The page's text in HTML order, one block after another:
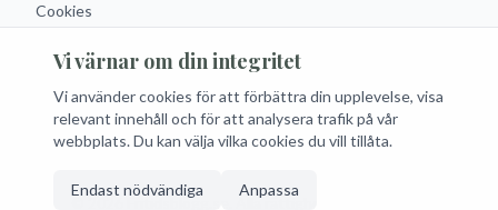
Cookies
Följ oss
Facebook
Instagram
Twitter
RSS
© 2026 Fritidsblogg.se. Alla rättigheter förbehållna.
Vi värnar om din integritet
Vi använder cookies för att förbättra din upplevelse, visa
relevant innehåll och för att analysera trafik på vår
webbplats. Du kan välja vilka cookies du vill tillåta.
Endast nödvändiga Anpassa